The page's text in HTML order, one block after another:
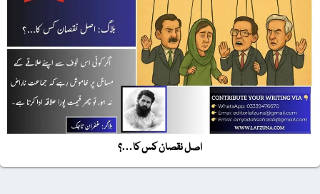
اصل نقصان کس کا…؟